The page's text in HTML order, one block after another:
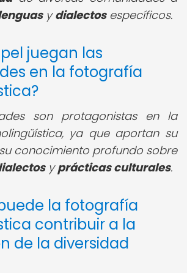
ydialectosespecíficos.
juegan las
en la fotografía
son protagonistas en la
ya que aportan su
conocimiento profundo sobre
yprácticas culturales.
la fotografía
contribuir a la
de la diversidad